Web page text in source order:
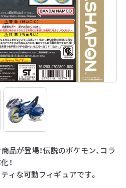
品が登場！伝説のポケモン、コラ
！
ィな可動フィギュアです。